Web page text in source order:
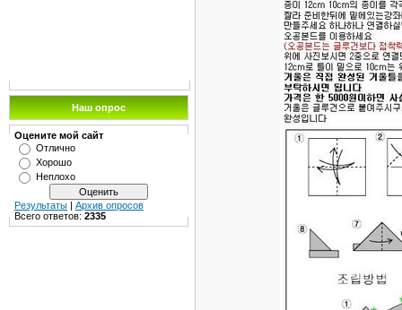
Наш опрос
Оцените мой сайт
Отлично
Хорошо
Неплохо
Результаты | Архив опросов
Всего ответов: 2335